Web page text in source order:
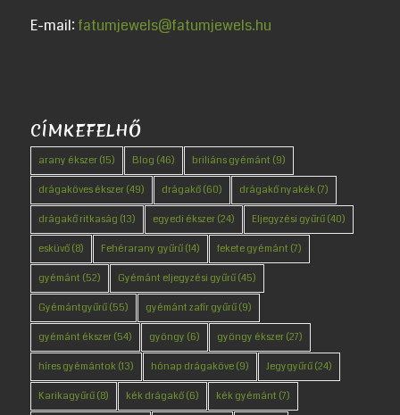
E-mail: fatumjewels@fatumjewels.hu
CÍMKEFELHŐ
arany ékszer(15) Blog (46) briliáns gyémánt (9)
drágaköves ékszer(49) drágakő(60) drágakő nyakék(7)
drágakő ritkaság (13) egyedi ékszer(24) Eljegyzési gyűrű(40)
esküvő(8) Fehérarany gyűrű(14) fekete gyémánt (7)
gyémánt (52) Gyémánt eljegyzési gyűrű(45)
Gyémántgyűrű(55) gyémánt zafír gyűrű(9)
gyémánt ékszer(54) gyöngy (6) gyöngy ékszer(27)
híres gyémántok(13) hónap drágaköve(9) Jegygyűrű(24)
Karikagyűrű(8) kék drágakő(6) kék gyémánt (7)